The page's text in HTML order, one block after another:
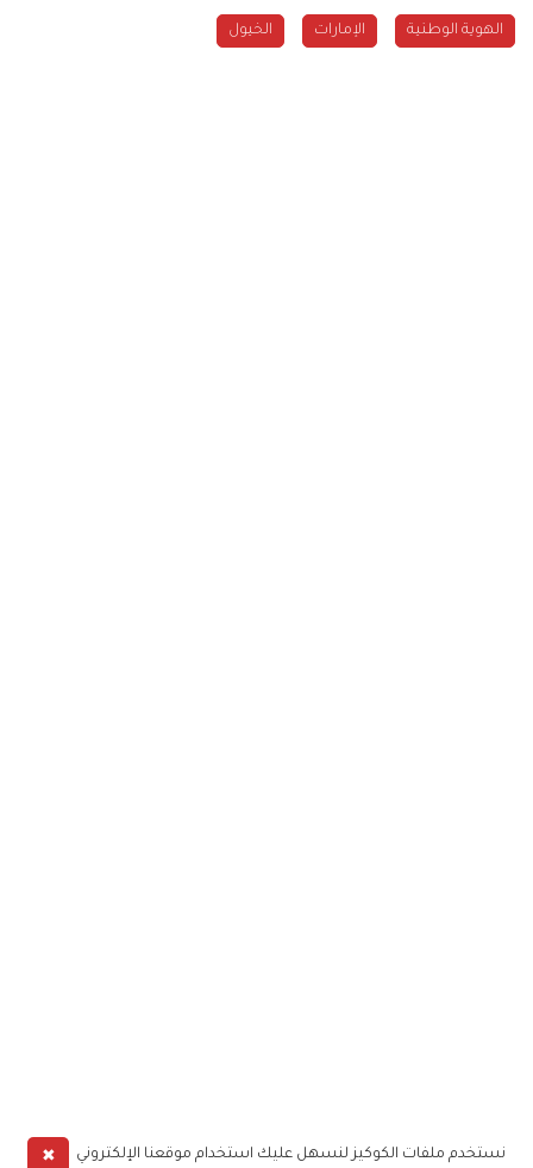
الهوية الوطنية الإمارات الخيول
✖
نستخدم ملفات الكوكيز لنسهل عليك استخدام موقعنا الإلكتروني